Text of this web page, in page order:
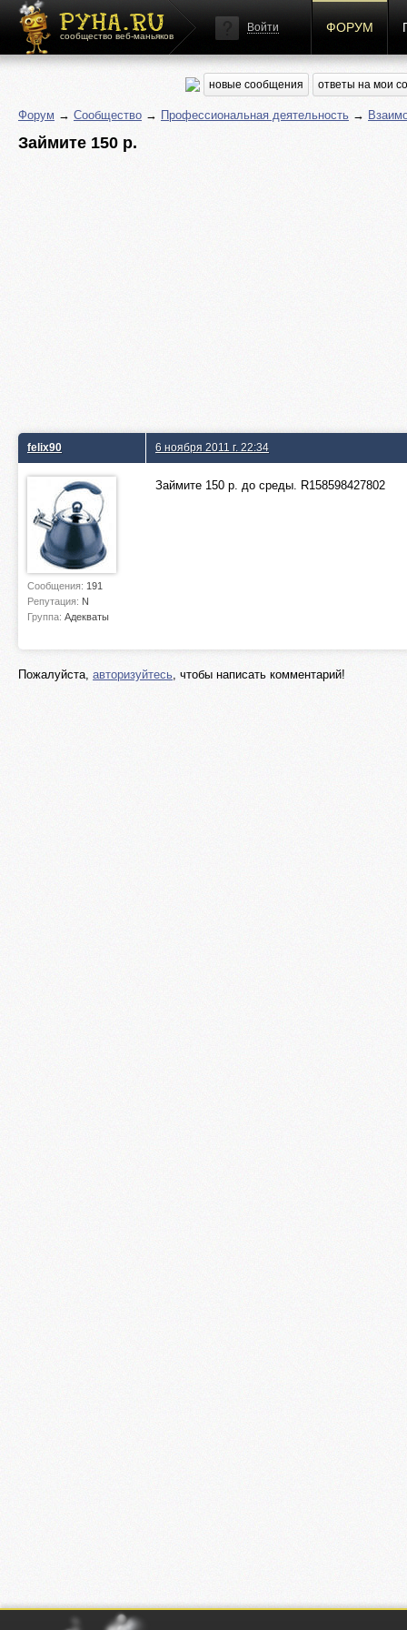
сообщество веб-маньяков
Войти ФОРУМ
новые сообщения ответы на мои
Форум → Сообщество → Профессиональная деятельность →
Займите 150 р.
felix90
Сообщения: 191
Репутация: N
Группа: Адекваты
6 ноября 2011 г. 22:34
Займите 150 р. до среды. R158598427802
Пожалуйста, авторизуйтесь, чтобы написать комментарий!